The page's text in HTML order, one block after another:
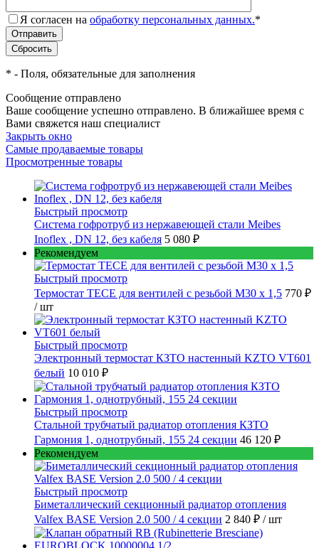
Я согласен на обработку персональных данных.*
* - Поля, обязательные для заполнения
Сообщение отправлено
Ваше сообщение успешно отправлено. В ближайшее время с
Вами свяжется наш специалист
Закрыть окно
Самые продаваемые товары
Просмотренные товары
Быстрый просмотр
Cистема гофротруб из нержавеющей стали Meibes
Inoflex , DN 12, без кабеля 5 080 ₽
Рекомендуем
Быстрый просмотр
Термостат TECE для вентилей с резьбой М30 х 1,5 770 ₽
/ шт
Быстрый просмотр
Электронный термостат КЗТО настенный KZTO VT601
белый 10 010 ₽
Быстрый просмотр
Стальной трубчатый радиатор отопления КЗТО
Гармония 1, однотрубный, 155 24 секции 46 120 ₽
Рекомендуем
Быстрый просмотр
Биметаллический секционный радиатор отопления
Valfex BASE Version 2.0 500 / 4 секции 2 840 ₽ / шт